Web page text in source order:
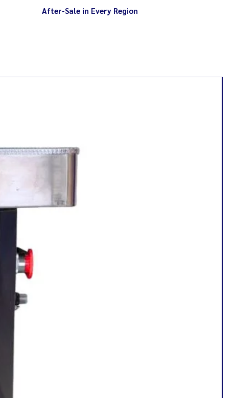
After-Sale in Every Region